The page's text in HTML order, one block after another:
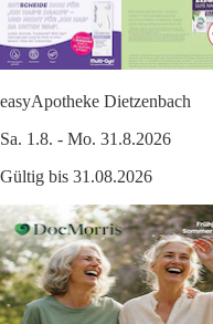
easyApotheke Dietzenbach
Sa. 1.8. - Mo. 31.8.2026
Gültig bis 31.08.2026